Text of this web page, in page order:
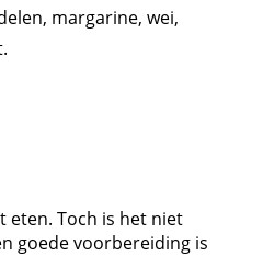
margarine, wei,
eten. Toch is het niet
goede voorbereiding is